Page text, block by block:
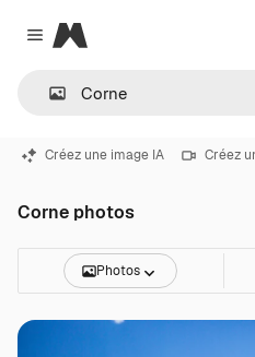
Close menu
Magnific
Créez une image IA Créez
Corne photos
Photos